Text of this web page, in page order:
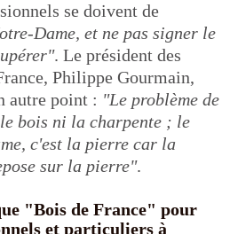
se doivent de
Dame, et ne pas signer le
. Le président des
Philippe Gourmain,
autre point : "Le problème de
bois ni la charpente ; le
c'est la pierre car la
sur la pierre".
"Bois de France" pour
et particuliers à